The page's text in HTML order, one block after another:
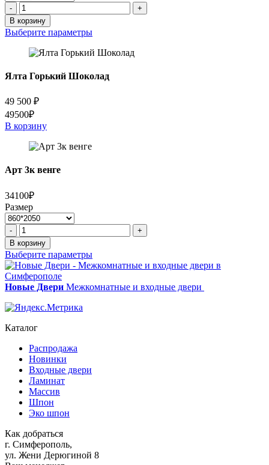
Количество
товара
Неаполь
7016
-
+
В корзину
Выберите параметры
Ялта Горький Шоколад
49 500 ₽
49500₽
В корзину
Арт 3к венге
34100₽
Размер
Количество
товара
Арт
3к
венге
-
+
В корзину
Выберите параметры
Новые Двери Межкомнатные и входные двери
Каталог
Распродажа
Новинки
Входные двери
Ламинат
Массив
Шпон
Эко шпон
Как добраться
г. Симферополь,
ул. Жени Дерюгиной 8